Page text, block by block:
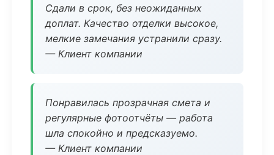
Сдали в срок, без неожиданных
доплат. Качество отделки высокое,
мелкие замечания устранили сразу.
— Клиент компании
Понравилась прозрачная смета и
регулярные фотоотчёты — работа
шла спокойно и предсказуемо.
— Клиент компании